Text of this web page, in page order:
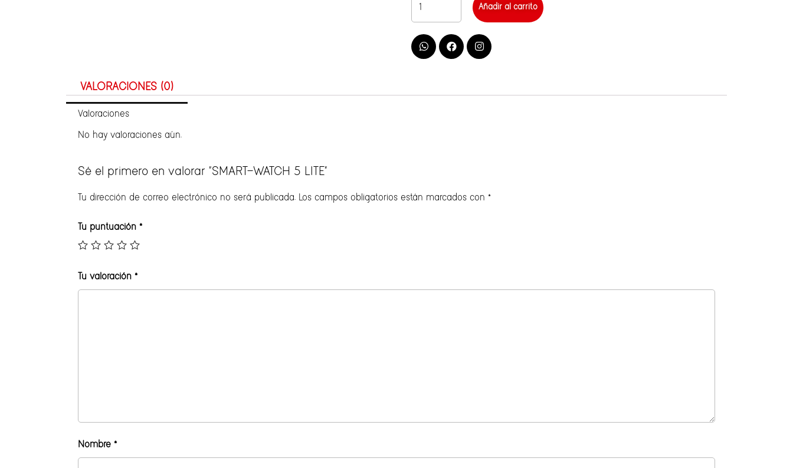
Añadir al carrito
VALORACIONES (0)
Valoraciones
No hay valoraciones aún.
Sé el primero en valorar “SMART-WATCH 5 LITE”
Tu dirección de correo electrónico no será publicada. Los campos obligatorios están marcados con *
Tu puntuación *
Tu valoración *
Nombre *